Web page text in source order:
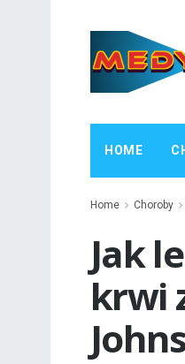
HOME
Home Choroby
Jak
krwi